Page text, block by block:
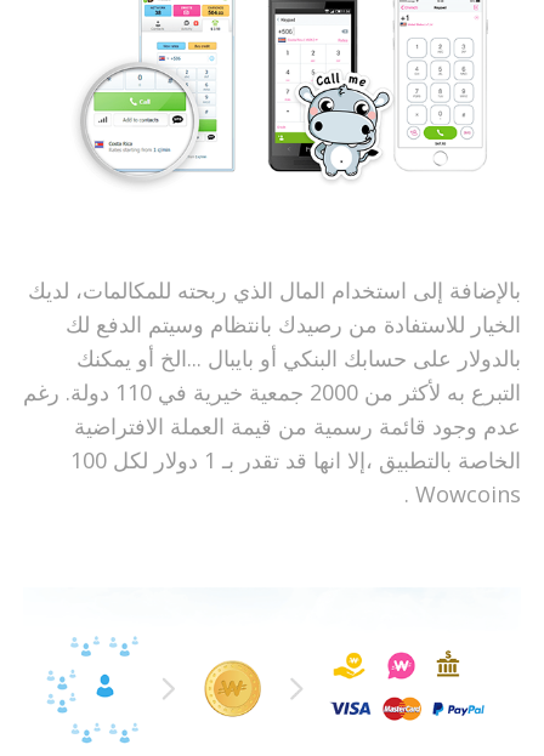
بالإضافة إلى استخدام المال الذي ربحته للمكالمات، لديك
الخيار للاستفادة من رصيدك بانتظام وسيتم الدفع لك
بالدولار على حسابك البنكي أو بايبال ...الخ أو يمكنك
التبرع به لأكثر من 2000 جمعية خيرية في 110 دولة. رغم
عدم وجود قائمة رسمية من قيمة العملة الافتراضية
الخاصة بالتطبيق ،إلا انها قد تقدر بـ 1 دولار لكل 100
Wowcoins .